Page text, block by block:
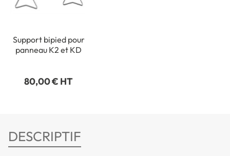
Support bipied pour
panneau K2 et KD
80,00 € HT
DESCRIPTIF